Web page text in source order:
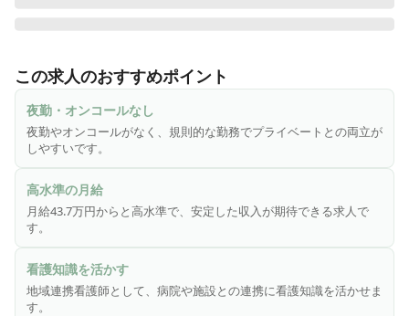
高い方をお受け入れし、大切な時間を穏やかに過ごしていた
だくための、安らぎの療養の場です。医療施設型ホスピスと
して皆様からのニーズにお応えし、療養環境の地域間格差の
是正に貢献するため、全国各地で医心館を展開しています。
病院や訪問診療医、居宅支援事業所などへの医心館PR（営業
活動）や入居までのコーディネート（入居相談・見学対応・
家族面談・実態調査～アセスメント・訪問診療医との連携）
など、看護知識を活かしながら働いていただく「地域連携看
護師」を募集いたします。
ご入居者様・ご家族・病院・施設から「ありがとう」を多く
いただけるお仕事です。
この求人のおすすめポイント
夜勤・オンコールなし
夜勤やオンコールがなく、規則的な勤務でプライベートとの両立が
しやすいです。
高水準の月給
月給43.7万円からと高水準で、安定した収入が期待できる求人で
す。
看護知識を活かす
地域連携看護師として、病院や施設との連携に看護知識を活かせま
す。